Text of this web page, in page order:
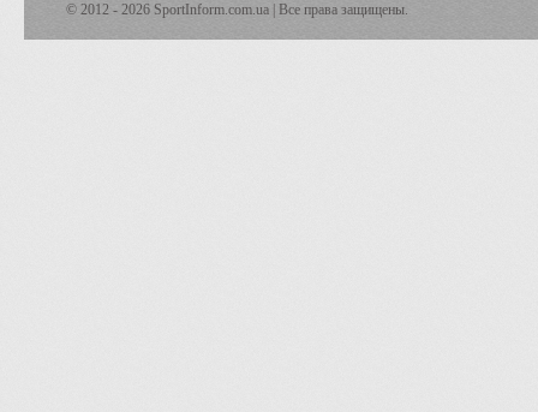
© 2012 - 2026 SportInform.com.ua | Все права защищены.